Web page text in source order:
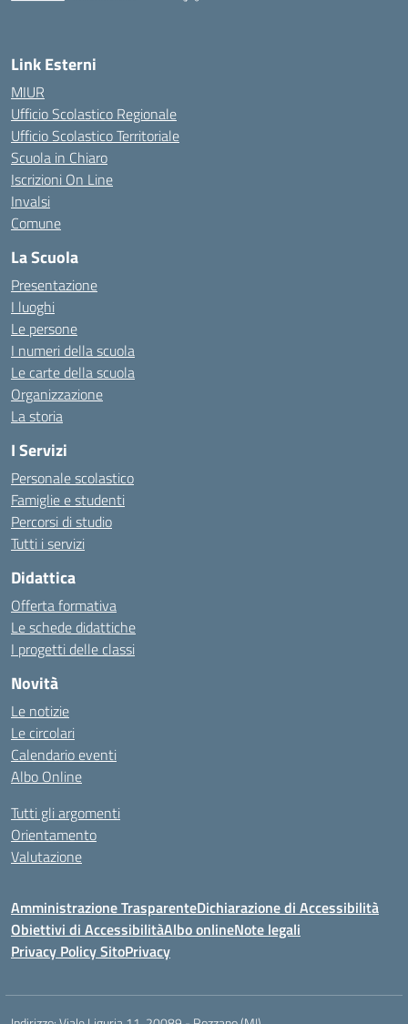
Link Esterni
MIUR
Ufficio Scolastico Regionale
Ufficio Scolastico Territoriale
Scuola in Chiaro
Iscrizioni On Line
Invalsi
Comune
La Scuola
Presentazione
I luoghi
Le persone
I numeri della scuola
Le carte della scuola
Organizzazione
La storia
I Servizi
Personale scolastico
Famiglie e studenti
Percorsi di studio
Tutti i servizi
Didattica
Offerta formativa
Le schede didattiche
I progetti delle classi
Novità
Le notizie
Le circolari
Calendario eventi
Albo Online
Tutti gli argomenti
Orientamento
Valutazione
Amministrazione TrasparenteDichiarazione di Accessibilità
Obiettivi di AccessibilitàAlbo onlineNote legali
Privacy Policy SitoPrivacy